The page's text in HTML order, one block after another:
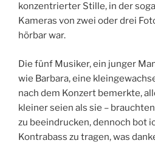
konzentrierter Stille, in der
Kameras von zwei oder drei
hörbar war.
Die fünf Musiker, ein junger
wie Barbara, eine
nach dem Konzert bemerkte,
kleiner seien als sie –
zu beeindrucken, dennoch bot
Kontrabass zu tragen, was